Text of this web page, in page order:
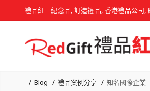
禮品紅 - 紀念品, 訂造禮品, 香港禮品公司,
Blog 禮品案例分享 知名國際企業